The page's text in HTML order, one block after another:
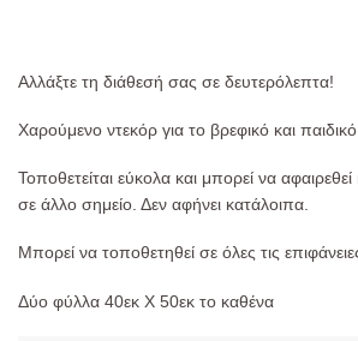
Αλλάξτε τη διάθεσή σας σε δευτερόλεπτα!
Χαρούμενο ντεκόρ για το βρεφικό και
Τοποθετείται εύκολα και μπορεί να
σε άλλο σημείο. Δεν αφήνει κατάλοιπα.
Μπορεί να τοποθετηθεί σε όλες τις
Δύο φύλλα 40εκ Χ 50εκ το καθένα